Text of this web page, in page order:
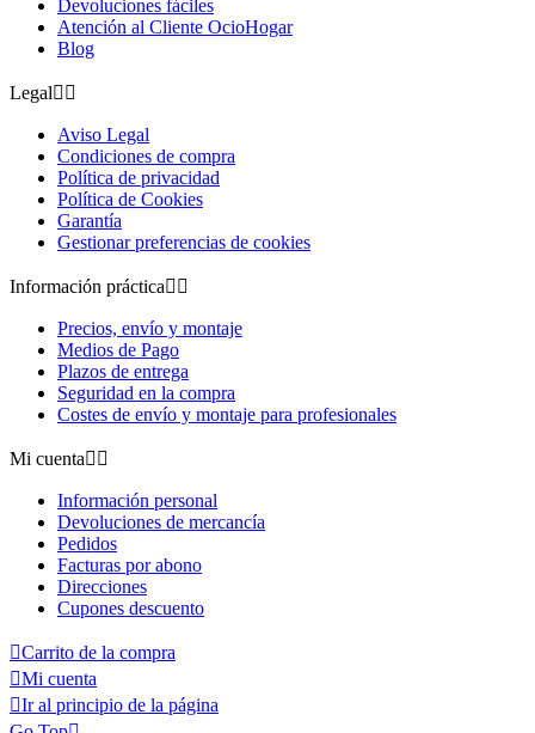
Devoluciones fáciles
Atención al Cliente OcioHogar
Blog
Legal 
Aviso Legal
Condiciones de compra
Política de privacidad
Política de Cookies
Garantía
Gestionar preferencias de cookies
Información práctica 
Precios, envío y montaje
Medios de Pago
Plazos de entrega
Seguridad en la compra
Costes de envío y montaje para profesionales
Mi cuenta 
Información personal
Devoluciones de mercancía
Pedidos
Facturas por abono
Direcciones
Cupones descuento
Carrito de la compra
Mi cuenta
Ir al principio de la página